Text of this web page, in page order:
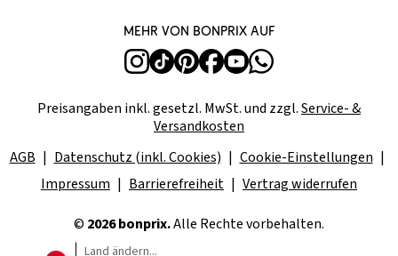
Mehr von bonprix auf
Preisangaben inkl. gesetzl. MwSt. und zzgl.Service- &
Versandkosten
AGB
Datenschutz (inkl. Cookies)
Cookie-Einstellungen
Impressum
Barrierefreiheit Vertrag widerrufen
© 2026 bonprix.Alle Rechte vorbehalten.
Land ändern...